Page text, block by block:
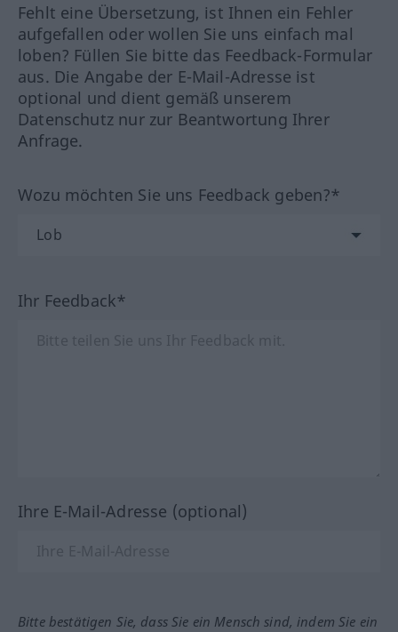
Fehlt eine Übersetzung, ist Ihnen ein Fehler
aufgefallen oder wollen Sie uns einfach mal
loben? Füllen Sie bitte das Feedback-Formular
aus. Die Angabe der E-Mail-Adresse ist
optional und dient gemäß unserem
Datenschutz nur zur Beantwortung Ihrer
Anfrage.
Wozu möchten Sie uns Feedback geben?*
Ihr Feedback*
Ihre E-Mail-Adresse (optional)
Bitte bestätigen Sie, dass Sie ein Mensch sind, indem Sie ein